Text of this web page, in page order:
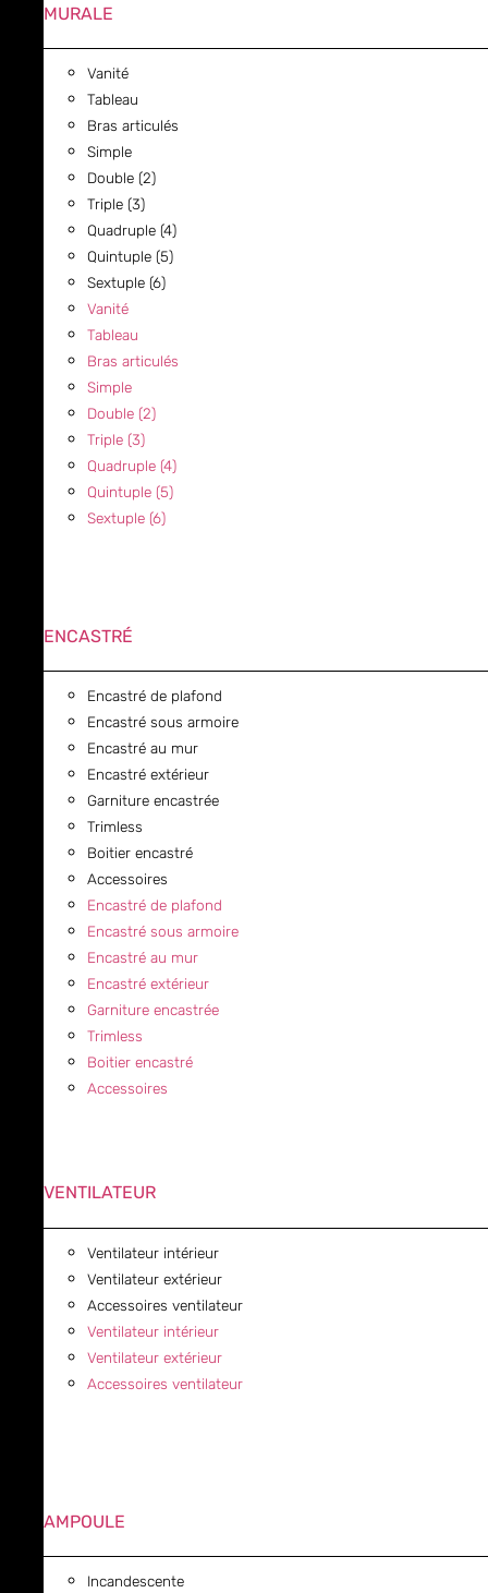
MURALE
Vanité
Tableau
Bras articulés
Simple
Double (2)
Triple (3)
Quadruple (4)
Quintuple (5)
Sextuple (6)
Vanité
Tableau
Bras articulés
Simple
Double (2)
Triple (3)
Quadruple (4)
Quintuple (5)
Sextuple (6)
ENCASTRÉ
Encastré de plafond
Encastré sous armoire
Encastré au mur
Encastré extérieur
Garniture encastrée
Trimless
Boitier encastré
Accessoires
Encastré de plafond
Encastré sous armoire
Encastré au mur
Encastré extérieur
Garniture encastrée
Trimless
Boitier encastré
Accessoires
VENTILATEUR
Ventilateur intérieur
Ventilateur extérieur
Accessoires ventilateur
Ventilateur intérieur
Ventilateur extérieur
Accessoires ventilateur
AMPOULE
Incandescente